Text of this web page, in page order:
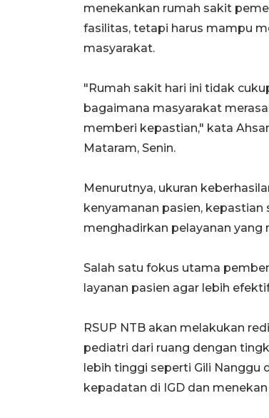
menekankan rumah sakit
fasilitas, tetapi harus mampu
masyarakat.
"Rumah sakit hari ini tidak
bagaimana masyarakat
memberi kepastian," kata
Mataram, Senin.
Menurutnya, ukuran
kenyamanan pasien,
menghadirkan pelayanan yang
Salah satu fokus utama
layanan pasien agar lebih
RSUP NTB akan melakukan
pediatri dari ruang dengan
lebih tinggi seperti Gili Nanggu
kepadatan di IGD dan